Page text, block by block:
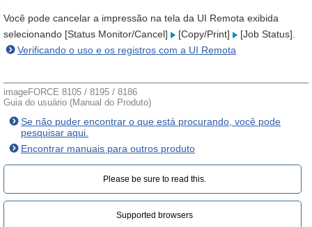
Você pode cancelar a impressão na tela da UI Remota exibida
selecionando [Status Monitor/Cancel]
[Copy/Print]
[Job Status].
Verificando o uso e os registros com a UI Remota
imageFORCE 8105 / 8195 / 8186
Guia do usuário (Manual do Produto)
Se não puder encontrar o que está procurando, você pode
pesquisar aqui.
Encontrar manuais para outros produto
Please be sure to read this.‎
Supported browsers